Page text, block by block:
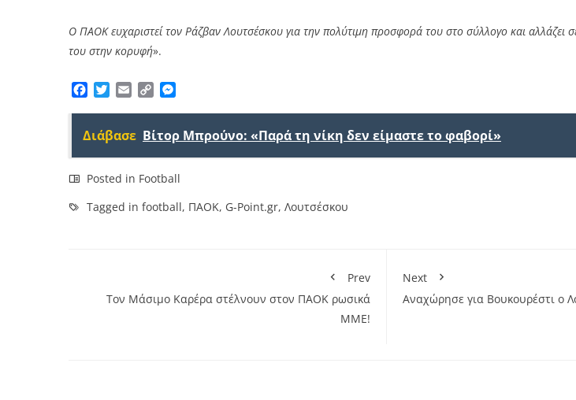
Ο ΠΑΟΚ ευχαριστεί τον Ράζβαν Λουτσέσκου για την πολύτιμη προσφορά του στο σύλλογο και αλλάζει
του στην κορυφή».
Facebook
TwitterEmailCopy
Διάβασε Βίτορ Μπρούνο: «Παρά τη νίκη δεν είμαστε το φαβορί»
Posted in Football
Tagged in football, ΠΑΟΚ, G-Point.gr, Λουτσέσκου
Prev
Τον Μάσιμο Καρέρα στέλνουν στον ΠΑΟΚ ρωσικά
ΜΜΕ!
Next
Αναχώρησε για Βουκουρέστι ο